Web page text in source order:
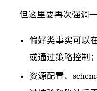
但这里要再次强调
偏好类事实可以
或通过策略控制；
资源配置、